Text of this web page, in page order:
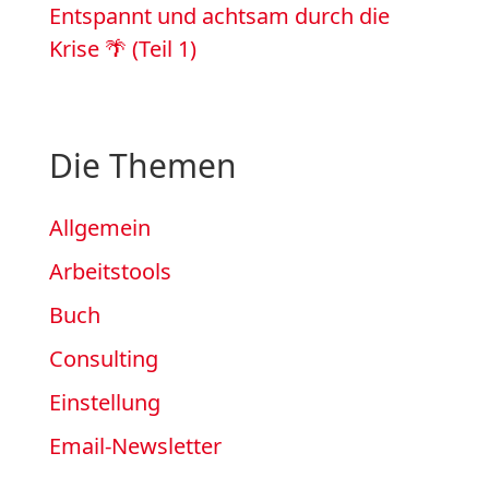
Entspannt und achtsam durch die
Krise 🌴 (Teil 1)
Die Themen
Allgemein
Arbeitstools
Buch
Consulting
Einstellung
Email-Newsletter